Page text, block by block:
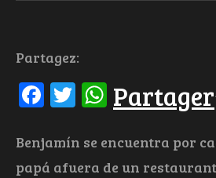
Partagez:
Facebook
Twitter
Partager
Benjamín se encuentra por
papá afuera de un